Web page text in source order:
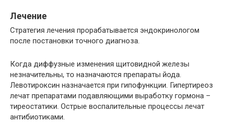
Лечение
Стратегия лечения прорабатывается эндокринологом
после постановки точного диагноза.
Когда диффузные изменения щитовидной железы
незначительны, то назначаются препараты йода.
Левотироксин назначается при гипофункции. Гипертиреоз
лечат препаратами подавляющими выработку гормона –
тиреостатики. Острые воспалительные процессы лечат
антибиотиками.